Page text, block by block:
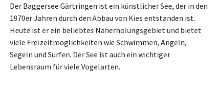
Der Baggersee Gärtringen ist ein künstlicher See, der in den
1970er Jahren durch den Abbau von Kies entstanden ist.
Heute ist er ein beliebtes Naherholungsgebiet und bietet
viele Freizeitmöglichkeiten wie Schwimmen, Angeln,
Segeln und Surfen. Der See ist auch ein wichtiger
Lebensraum für viele Vogelarten.